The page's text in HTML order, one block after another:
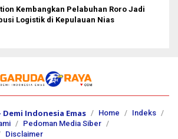
Kembangkan Pelabuhan Roro Jadi
Logistik di Kepulauan Nias
Demi Indonesia Emas Home
Indeks
Pedoman Media Siber
Disclaimer